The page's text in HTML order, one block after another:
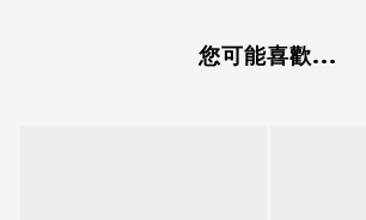
您可能喜歡...